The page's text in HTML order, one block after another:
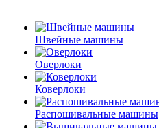
Швейные машины
Оверлоки
Коверлоки
Распошивальные машины